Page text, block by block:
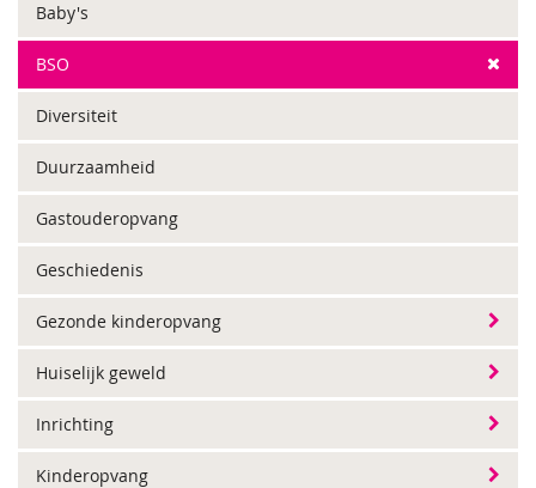
Baby's
BSO
Diversiteit
Duurzaamheid
Gastouderopvang
Geschiedenis
Gezonde kinderopvang
Huiselijk geweld
Inrichting
Kinderopvang